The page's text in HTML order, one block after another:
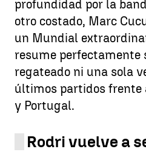
profundidad por la
otro costado, Marc
un Mundial
resume perfectamente
regateado ni una sola
últimos partidos frente
y Portugal.
Rodri vuelve a